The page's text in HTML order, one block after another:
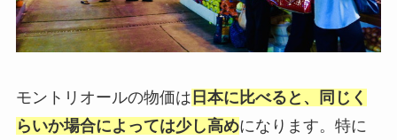
モントリオールの物価は 日本に比べると、同じく
らいか場合によっては少し高めになります。特に